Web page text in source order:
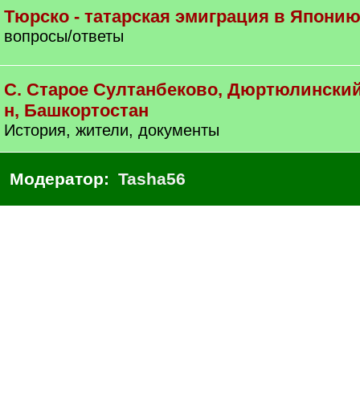
Тюрско - татарская эмиграция в Японию
вопросы/ответы
С. Старое Султанбеково,
н, Башкортостан
История, жители, документы
Модератор: Tasha56